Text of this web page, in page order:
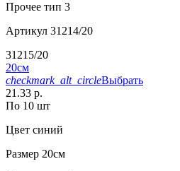
Прочее тип 3
Артикул 31214/20
31215/20
20см
checkmark_alt_circleВыбрать
21.33 р.
По 10 шт
Цвет синий
Размер 20см